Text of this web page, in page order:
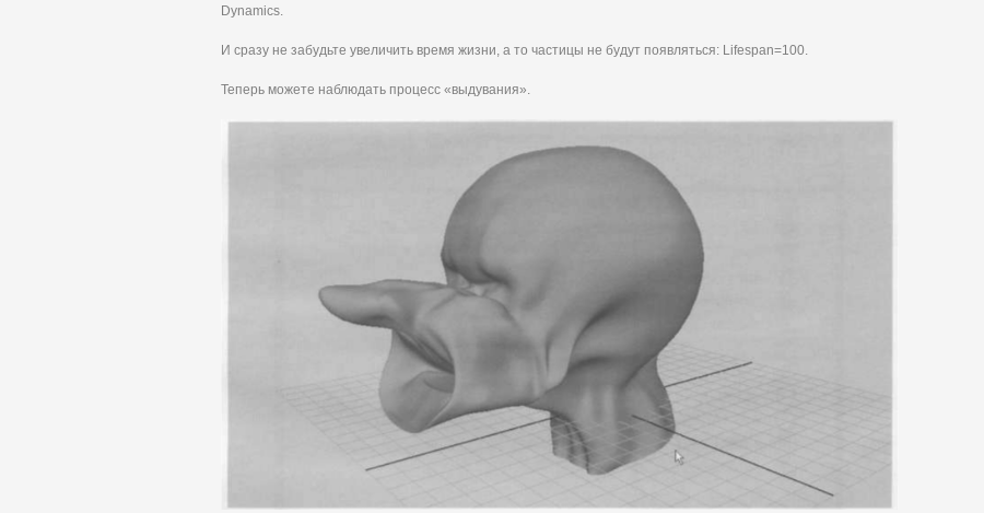
Dynamics.
И сразу не забудьте увеличить время жизни, а то частицы не будут появляться: Lifespan=100.
Теперь можете наблюдать процесс «выдувания».